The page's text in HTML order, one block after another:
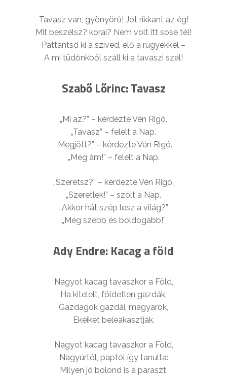
Tavasz van, gyönyörű! Jót rikkant az ég!
Mit beszélsz? korai? Nem volt itt sose tél!
Pattantsd ki a szíved, elő a rügyekkel –
A mi tüdőnkből száll ki a tavaszi szél!
Szabő Lőrinc: Tavasz
„Mi az?” – kérdezte Vén Rigó.
„Tavasz” – felelt a Nap.
„Megjött?” – kérdezte Vén Rigó.
„Meg ám!” – felelt a Nap.
„Szeretsz?” – kérdezte Vén Rigó.
„Szeretlek!” – szólt a Nap.
„Akkor hát szép lesz a világ?”
„Még szebb és boldogabb!”
Ady Endre: Kacag a föld
Nagyot kacag tavaszkor a Föld,
Ha kitelelt, földetlen gazdák,
Gazdagok gazdái, magyarok,
Ekéiket beleakasztják.
Nagyot kacag tavaszkor a Föld,
Nagyúrtól, paptól így tanulta:
Milyen jó bolond is a paraszt,